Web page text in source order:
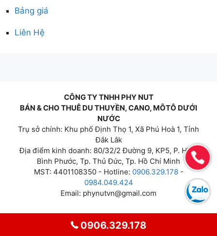
Bảng giá
Liên Hệ
CÔNG TY TNHH PHY NUT
BÁN & CHO THUÊ DU THUYỀN, CANO, MÔTÔ DƯỚI
NƯỚC
Trụ sở chính: Khu phố Định Thọ 1, Xã Phú Hoà 1, Tỉnh
Đắk Lắk
Địa điểm kinh doanh: 80/32/2 Đường 9, KP5, P. Hiệp
Bình Phước, Tp. Thủ Đức, Tp. Hồ Chí Minh
MST: 4401108350 - Hotline: 0906.329.178-
0984.049.424
Email: phynutvn@gmail.com
0906.329.178